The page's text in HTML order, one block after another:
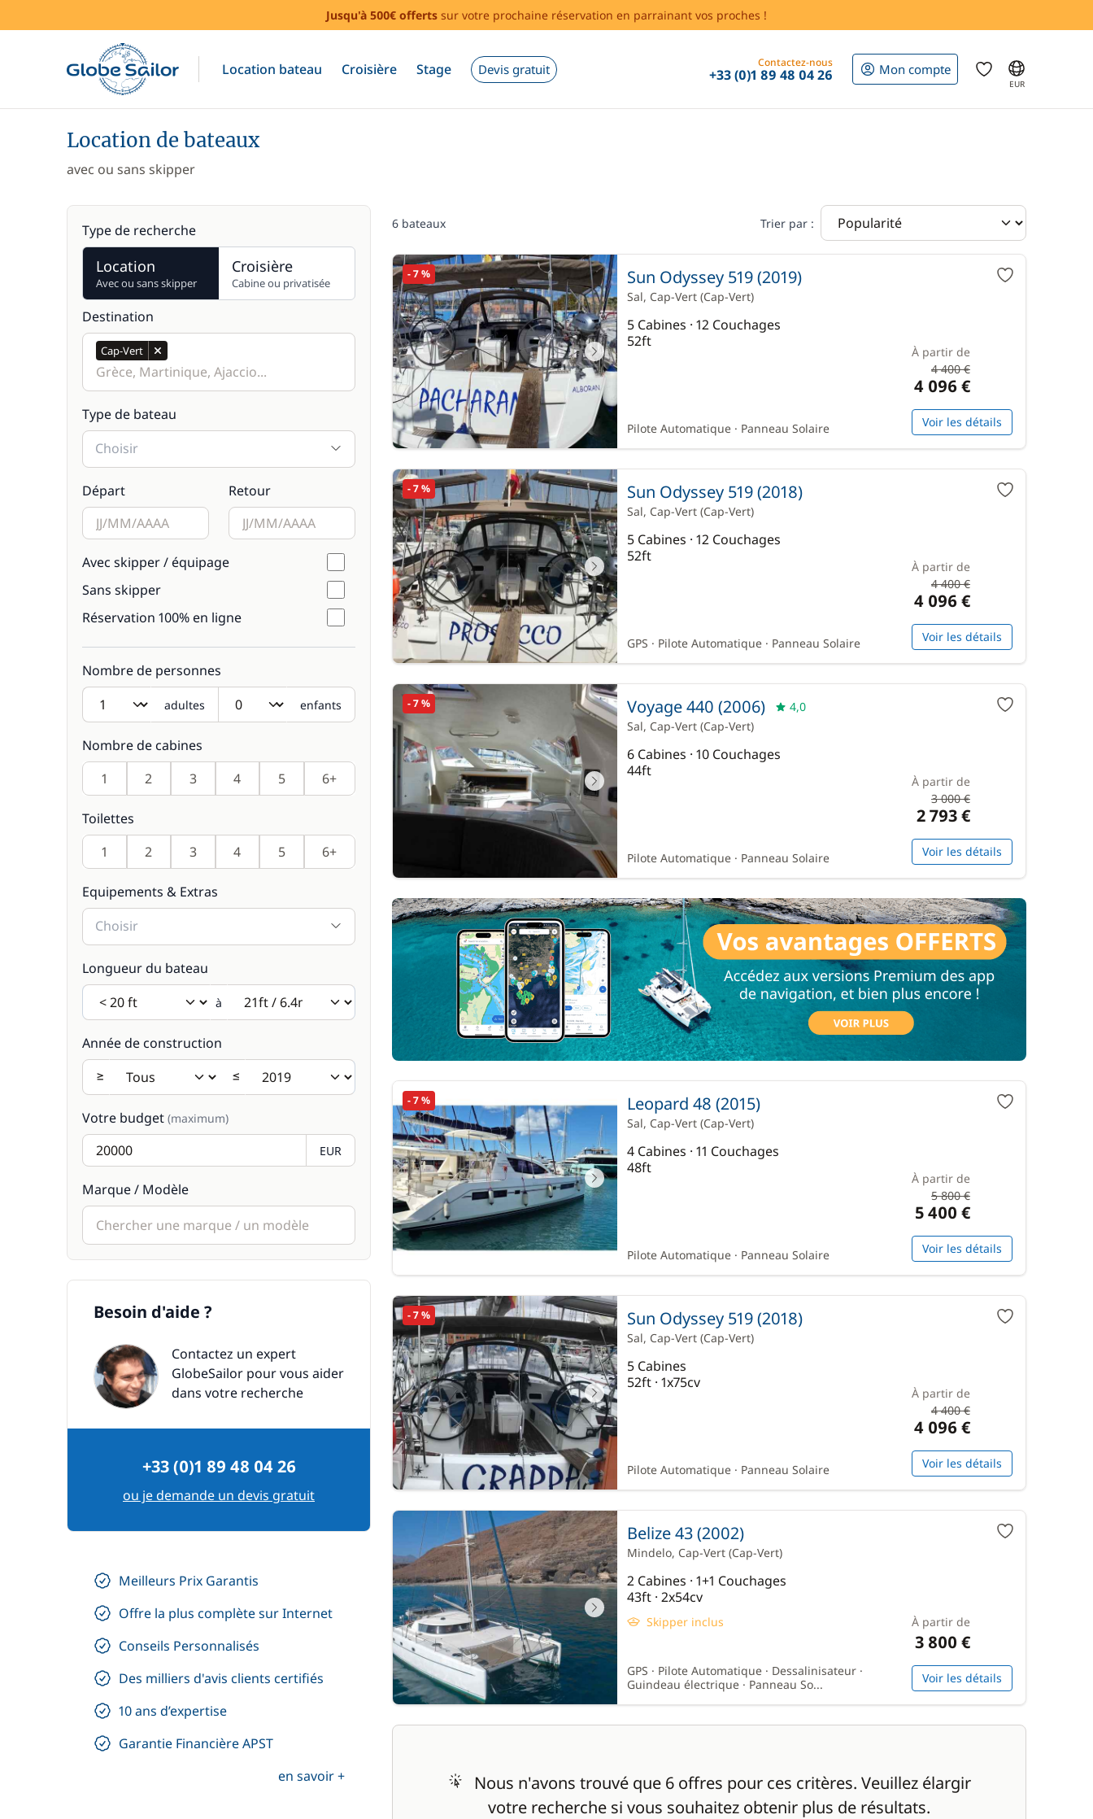
Jusqu'à 500€ offerts sur votre prochaine réservation en parrainant vos proches !
Location bateau Croisière Stage Devis gratuit Contactez-nous
+33 (0)1 89 48 04 26 Mon compte
EUR
Location de bateaux
avec ou sans skipper
Type de recherche
Location
Avec ou sans skipper
Croisière
Cabine ou privatisée
Destination
Cap-Vert
Type de bateau
Choisir
Départ Retour
Avec skipper / équipage
Sans skipper
Réservation 100% en ligne
Nombre de personnes
adultes enfants
Nombre de cabines
1
2 3 4 5 6+
Toilettes
1
2 3 4 5 6+
Equipements & Extras
Choisir
Longueur du bateau
à
Année de construction
≥
≤
Votre budget (maximum)
EUR
Marque / Modèle
Besoin d'aide ?
Contactez un expert
GlobeSailor pour vous aider
dans votre recherche
+33 (0)1 89 48 04 26
ou je demande un devis gratuit
Meilleurs Prix Garantis
Offre la plus complète sur Internet
Conseils Personnalisés
Des milliers d'avis clients certifiés
10 ans d’expertise
Garantie Financière APST
en savoir +
6 bateaux Trier par :
- 7 % Sun Odyssey 519 (2019)
Sal, Cap-Vert (Cap-Vert)
5 Cabines · 12 Couchages
52ft
Pilote Automatique · Panneau Solaire
À partir de
4 400 €
4 096 €
Voir les détails
- 7 % Sun Odyssey 519 (2018)
Sal, Cap-Vert (Cap-Vert)
5 Cabines · 12 Couchages
52ft
GPS · Pilote Automatique · Panneau Solaire
À partir de
4 400 €
4 096 €
Voir les détails
- 7 % Voyage 440 (2006)
4,0
Sal, Cap-Vert (Cap-Vert)
6 Cabines · 10 Couchages
44ft
Pilote Automatique · Panneau Solaire
À partir de
3 000 €
2 793 €
Voir les détails
- 7 % Leopard 48 (2015)
Sal, Cap-Vert (Cap-Vert)
4 Cabines · 11 Couchages
48ft
Pilote Automatique · Panneau Solaire
À partir de
5 800 €
5 400 €
Voir les détails
- 7 % Sun Odyssey 519 (2018)
Sal, Cap-Vert (Cap-Vert)
5 Cabines
52ft · 1x75cv
Pilote Automatique · Panneau Solaire
À partir de
4 400 €
4 096 €
Voir les détails
Belize 43 (2002)
Mindelo, Cap-Vert (Cap-Vert)
2 Cabines · 1+1 Couchages
43ft · 2x54cv
Skipper inclus
GPS · Pilote Automatique · Dessalinisateur ·
Guindeau électrique · Panneau So...
À partir de
3 800 €
Voir les détails
Nous n'avons trouvé que 6 offres pour ces critères. Veuillez élargir
votre recherche si vous souhaitez obtenir plus de résultats.